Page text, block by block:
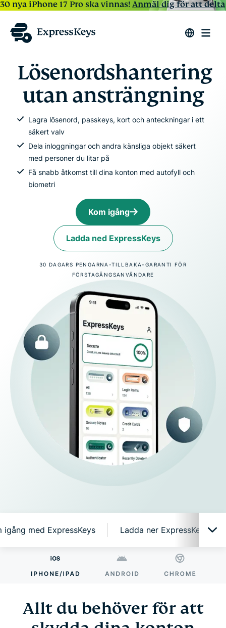
30 nya iPhone 17 Pro ska vinnas!Anmäl dig för att delta
Lösenordshantering
utan ansträngning
Lagra lösenord, passkeys, kort och anteckningar i ett
säkert valv
Dela inloggningar och andra känsliga objekt säkert
med personer du litar på
Få snabb åtkomst till dina konton med autofyll och
biometri
Kom igång
Ladda ned ExpressKeys
30 DAGARS PENGARNA-TILLBAKA-GARANTI FÖR
FÖRSTAGÅNGSANVÄNDARE
igång med ExpressKeys Ladda ner ExpressKeys på
Allt du behöver för att skydda dina konton
Varför ExpressKeys?
Allt du behöver för att